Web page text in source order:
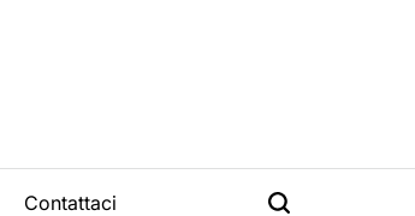
Contattaci